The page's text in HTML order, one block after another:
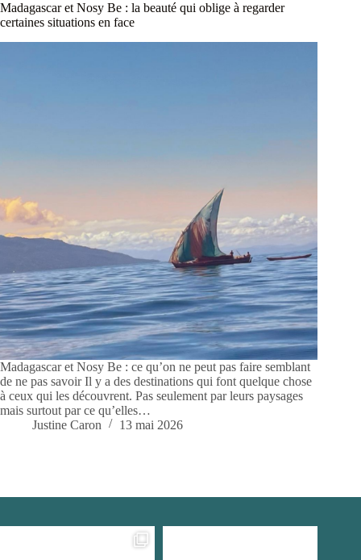
Madagascar et Nosy Be : la beauté qui oblige à regarder
certaines situations en face
Madagascar et Nosy Be : ce qu’on ne peut pas faire semblant
de ne pas savoir Il y a des destinations qui font quelque chose
à ceux qui les découvrent. Pas seulement par leurs paysages
mais surtout par ce qu’elles…
Justine Caron
13 mai 2026